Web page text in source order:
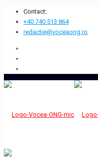
Contact:
+40 740 513 864
redactie@voceaong.ro